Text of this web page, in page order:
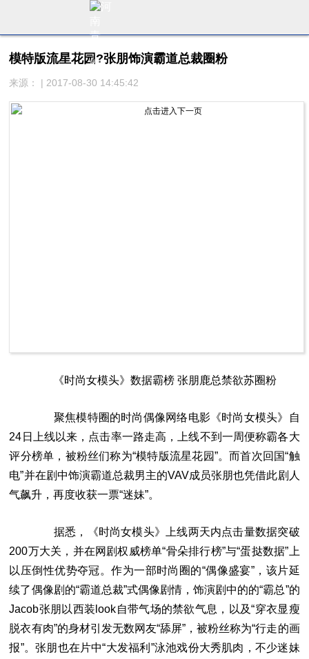
模特版流星花园?张朋饰演霸道总裁圈粉
来源： | 2017-08-30 14:45:42
《时尚女模头》数据霸榜 张朋鹿总禁欲苏圈粉
聚焦模特圈的时尚偶像网络电影《时尚女模头》自
24日上线以来，点击率一路走高，上线不到一周便称霸各大
评分榜单，被粉丝们称为“模特版流星花园”。而首次回国“触
电”并在剧中饰演霸道总裁男主的VAV成员张朋也凭借此剧人
气飙升，再度收获一票“迷妹”。
据悉，《时尚女模头》上线两天内点击量数据突破
200万大关，并在网剧权威榜单“骨朵排行榜”与“蛋挞数据”上
以压倒性优势夺冠。作为一部时尚圈的“偶像盛宴”，该片延
续了偶像剧的“霸道总裁”式偶像剧情，饰演剧中的的“霸总”的
Jacob张朋以西装look自带气场的禁欲气息，以及“穿衣显瘦
脱衣有肉”的身材引发无数网友“舔屏”，被粉丝称为“行走的画
报”。张朋也在片中“大发福利”泳池戏份大秀肌肉，不少迷妹